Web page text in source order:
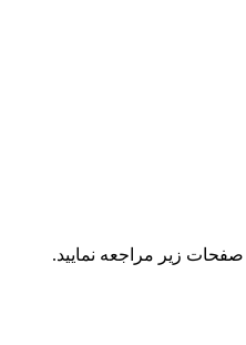
زیر مراجعه نمایید.